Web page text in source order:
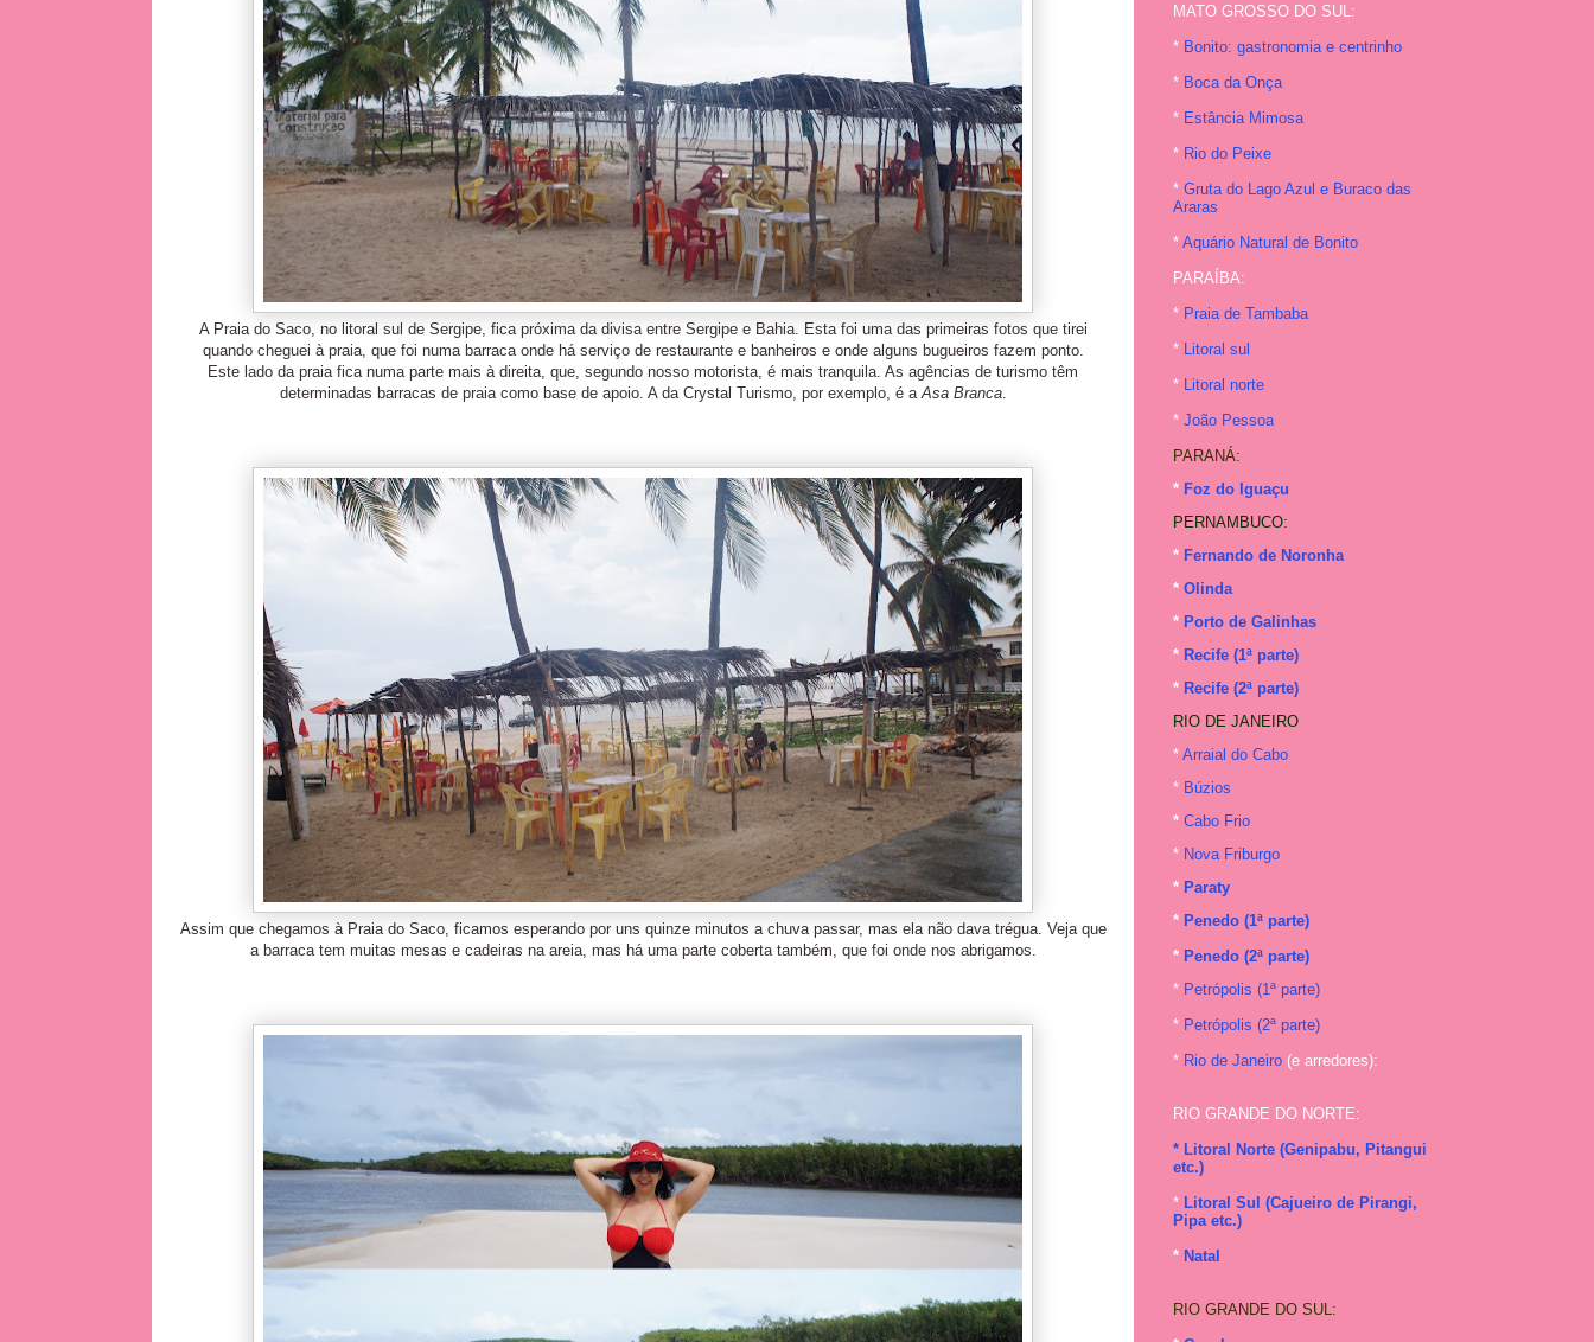
A Praia do Saco, no litoral sul de Sergipe, fica próxima da divisa entre Sergipe e Bahia. Esta foi uma das primeiras fotos que tirei
quando cheguei à praia, que foi numa barraca onde há serviço de restaurante e banheiros e onde alguns bugueiros fazem ponto.
Este lado da praia fica numa parte mais à direita, que, segundo nosso motorista, é mais tranquila. As agências de turismo têm
determinadas barracas de praia como base de apoio. A da Crystal Turismo, por exemplo, é aAsa Branca.
Assim que chegamos à Praia do Saco, ficamos esperando por uns quinze minutos a chuva passar, mas ela não dava trégua. Veja que
a barraca tem muitas mesas e cadeiras na areia, mas há uma parte coberta também, que foi onde nos abrigamos.
MATO GROSSO DO SUL:
* Bonito: gastronomia e centrinho
* Boca da Onça
* Estância Mimosa
* Rio do Peixe
* Gruta do Lago Azul e Buraco das
Araras
* Aquário Natural de Bonito
PARAÍBA:
* Praia de Tambaba
* Litoral sul
* Litoral norte
* João Pessoa
PARANÁ:
* Foz do Iguaçu
PERNAMBUCO:
* Fernando de Noronha
* Olinda
* Porto de Galinhas
* Recife (1ª parte)
* Recife (2ª parte)
RIO DE JANEIRO
* Arraial do Cabo
* Búzios
* Cabo Frio
* Nova Friburgo
* Paraty
* Penedo (1ª parte)
* Penedo (2ª parte)
* Petrópolis (1ª parte)
* Petrópolis (2ª parte)
* Rio de Janeiro (e arredores):
RIO GRANDE DO NORTE:
* Litoral Norte (Genipabu, Pitangui
etc.)
* Litoral Sul (Cajueiro de Pirangi,
Pipa etc.)
* Natal
RIO GRANDE DO SUL: